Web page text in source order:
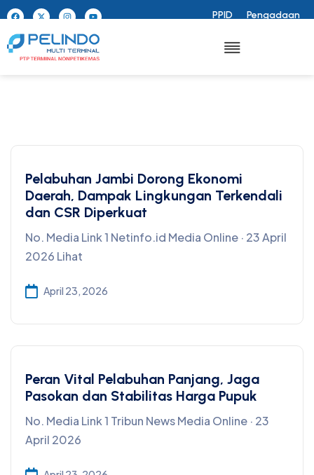
PPID Pengadaan
Pelabuhan Jambi Dorong Ekonomi
Daerah, Dampak Lingkungan Terkendali
dan CSR Diperkuat
No. Media Link 1 Netinfo.id Media Online · 23 April
2026 Lihat
April 23, 2026
Peran Vital Pelabuhan Panjang, Jaga
Pasokan dan Stabilitas Harga Pupuk
No. Media Link 1 Tribun News Media Online · 23
April 2026